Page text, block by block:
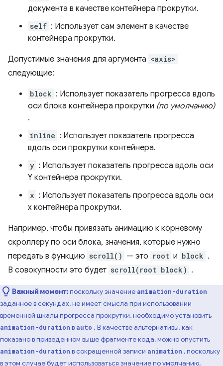
документа в качестве контейнера прокрутки.
self : Использует сам элемент в качестве
контейнера прокрутки.
Допустимые значения для аргумента <axis>
следующие:
block : Использует показатель прогресса вдоль
оси блока контейнера прокрутки (по умолчанию)
.
inline : Использует показатель прогресса
вдоль оси прокрутки контейнера.
y : Использует показатель прогресса вдоль оси
Y контейнера прокрутки.
x : Использует показатель прогресса вдоль оси
x контейнера прокрутки.
Например, чтобы привязать анимацию к корневому
скроллеру по оси блока, значения, которые нужно
передать в функцию scroll() — это root и block .
В совокупности это будет scroll(root block) .
Важный момент:поскольку значение animation-duration
заданное в секундах, не имеет смысла при использовании
временной шкалы прогресса прокрутки, необходимо установить
animation-duration в auto . В качестве альтернативы, как
показано в приведенном выше фрагменте кода, можно опустить
animation-duration в сокращенной записи animation , поскольку
в этом случае будет использоваться значение по умолчанию,